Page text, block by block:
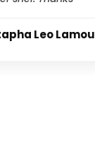
Leo Lamou